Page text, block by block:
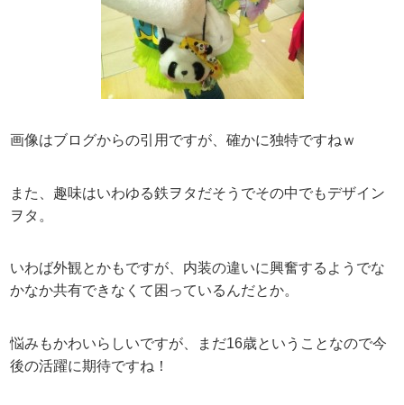
画像はブログからの引用ですが、確かに独特ですねｗ
また、趣味はいわゆる鉄ヲタだそうでその中でもデザイン
ヲタ。
いわば外観とかもですが、内装の違いに興奮するようでな
かなか共有できなくて困っているんだとか。
悩みもかわいらしいですが、まだ16歳ということなので今
後の活躍に期待ですね！